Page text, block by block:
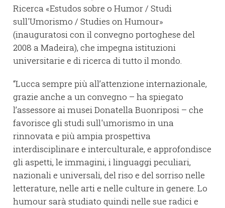
Ricerca «Estudos sobre o Humor / Studi
sull'Umorismo / Studies on Humour»
(inauguratosi con il convegno portoghese del
2008 a Madeira), che impegna istituzioni
universitarie e di ricerca di tutto il mondo.
“Lucca sempre più all’attenzione internazionale,
grazie anche a un convegno – ha spiegato
l’assessore ai musei Donatella Buonriposi – che
favorisce gli studi sull'umorismo in una
rinnovata e più ampia prospettiva
interdisciplinare e interculturale, e approfondisce
gli aspetti, le immagini, i linguaggi peculiari,
nazionali e universali, del riso e del sorriso nelle
letterature, nelle arti e nelle culture in genere. Lo
humour sarà studiato quindi nelle sue radici e